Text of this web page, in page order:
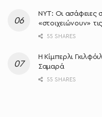
NYT: Οι ασάφειες
«στοιχειώνουν»
55 SHARES
Η Κίμπερλι
Σαμαρά
55 SHARES